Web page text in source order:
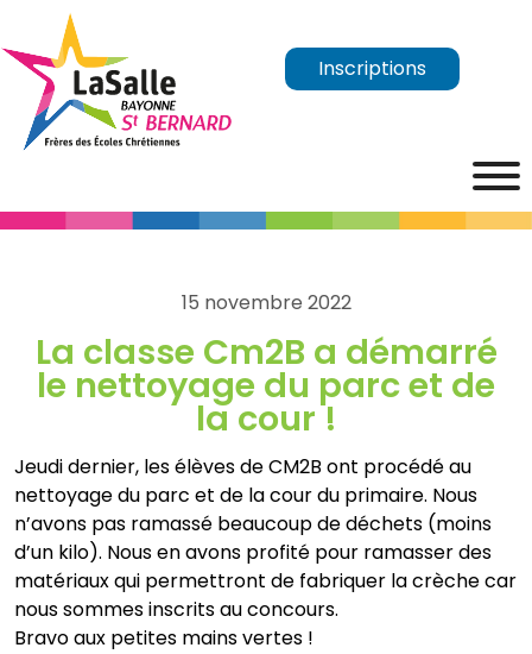
Inscriptions
15 novembre 2022
La classe Cm2B a démarré
le nettoyage du parc et de
la cour !
Jeudi dernier, les élèves de CM2B ont procédé au
nettoyage du parc et de la cour du primaire. Nous
n’avons pas ramassé beaucoup de déchets (moins
d’un kilo). Nous en avons profité pour ramasser des
matériaux qui permettront de fabriquer la crèche car
nous sommes inscrits au concours.
Bravo aux petites mains vertes !